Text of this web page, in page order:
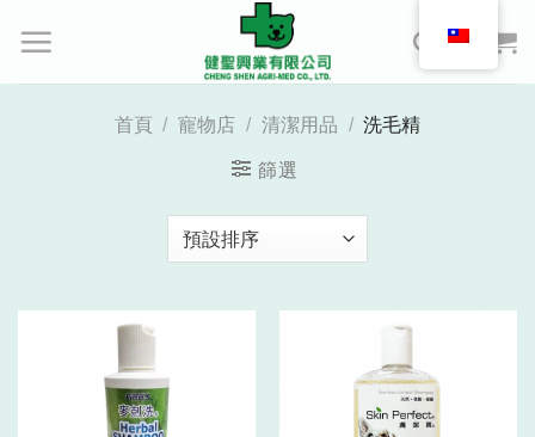
首頁 / 寵物店 / 清潔用品 / 洗毛精
篩選